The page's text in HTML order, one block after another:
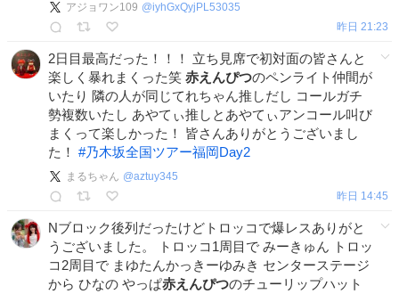
アジョワン109 @iyhGxQyjPL53035
昨日 21:23
2日目最高だった！！！ 立ち見席で初対面の皆さんと
楽しく暴れまくった笑 赤えんぴつのペンライト仲間が
いたり 隣の人が同じてれちゃん推しだし コールガチ
勢複数いたし あやてぃ推しとあやてぃアンコール叫び
まくって楽しかった！ 皆さんありがとうございまし
た！ #乃木坂全国ツアー福岡Day2
まるちゃん @aztuy345
昨日 14:45
Nブロック後列だったけどトロッコで爆レスありがと
うございました。 トロッコ1周目で みーきゅん トロッ
コ2周目で まゆたんかっきーゆみき センターステージ
から ひなの やっぱ赤えんぴつのチューリップハット